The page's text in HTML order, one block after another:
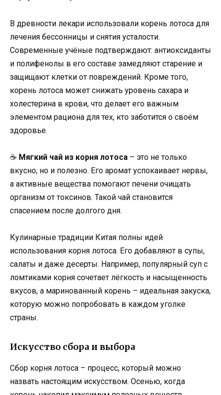
В древности лекари использовали корень лотоса для
лечения бессонницы и снятия усталости.
Современные учёные подтверждают: антиоксиданты
и полифенолы в его составе замедляют старение и
защищают клетки от повреждений. Кроме того,
корень лотоса может снижать уровень сахара и
холестерина в крови, что делает его важным
элементом рациона для тех, кто заботится о своём
здоровье.
☕ Мягкий чай из корня лотоса – это не только
вкусно, но и полезно. Его аромат успокаивает нервы,
а активные вещества помогают печени очищать
организм от токсинов. Такой чай становится
спасением после долгого дня.
Кулинарные традиции Китая полны идей
использования корня лотоса. Его добавляют в супы,
салаты и даже десерты. Например, популярный суп с
ломтиками корня сочетает лёгкость и насыщенность
вкусов, а маринованный корень – идеальная закуска,
которую можно попробовать в каждом уголке
страны.
Искусство сбора и выбора
Сбор корня лотоса – процесс, который можно
назвать настоящим искусством. Осенью, когда